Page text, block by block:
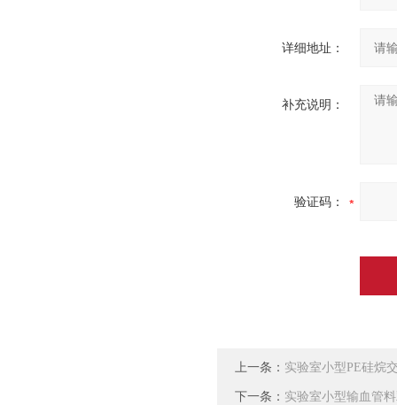
详细地址：
补充说明：
验证码：
上一条： 实验室小型PE硅烷
下一条： 实验室小型输血管